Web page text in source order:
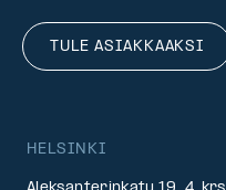
TULE ASIAKKAAKSI
HELSINKI